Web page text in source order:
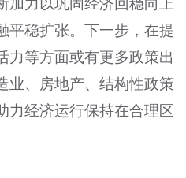
加力以巩固经济回稳向上
平稳扩张。下一步，在提
力等方面或有更多政策出
业、房地产、结构性政策
力经济运行保持在合理区